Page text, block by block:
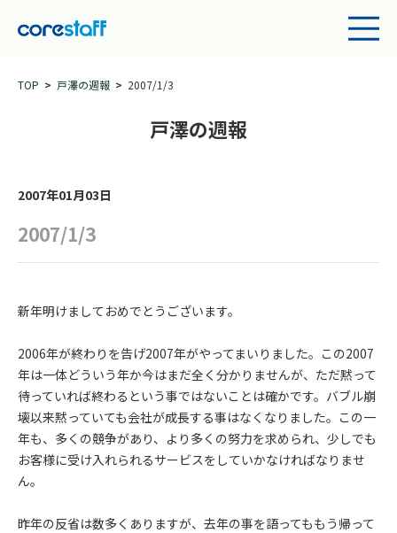
TOP 戸澤の週報 2007/1/3
戸澤の週報
2007年01月03日
2007/1/3
新年明けましておめでとうございます。
2006年が終わりを告げ2007年がやってまいりました。この2007
年は一体どういう年か今はまだ全く分かりませんが、ただ黙って
待っていれば終わるという事ではないことは確かです。バブル崩
壊以来黙っていても会社が成長する事はなくなりました。この一
年も、多くの競争があり、より多くの努力を求められ、少しでも
お客様に受け入れられるサービスをしていかなければなりませ
ん。
昨年の反省は数多くありますが、去年の事を語ってももう帰って